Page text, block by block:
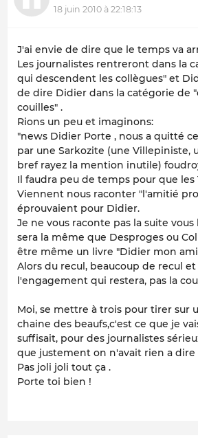
18 juin 2010 à 22:18:13
J'ai envie de dire que le temps va
Les journalistes rentreront dans la
qui descendent les collègues" et
de dire Didier dans la catégorie de
couilles" .
Rions un peu et imaginons:
"news Didier Porte , nous a quitté
par une Sarkozite (une Villepiniste,
bref rayez la mention inutile)
Il faudra peu de temps pour que les
Viennent nous raconter "l'amitié
éprouvaient pour Didier.
Je ne vous raconte pas la suite vous
sera la même que Desproges ou
être même un livre "Didier mon
Alors du recul, beaucoup de recul
l'engagement qui restera, pas la
Moi, se mettre à trois pour tirer sur
chaine des beaufs,c'est ce que je
suffisait, pour des journalistes
que justement on n'avait rien a dire
Pas joli joli tout ça .
Porte toi bien !